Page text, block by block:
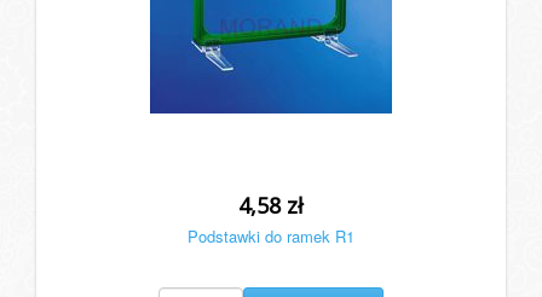
4,58 zł
Podstawki do ramek R1